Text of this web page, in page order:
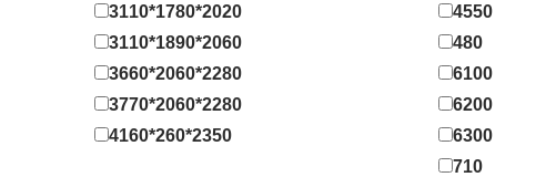
3110*1780*2020
3110*1890*2060
3660*2060*2280
3770*2060*2280
4160*260*2350
4550
480
6100
6200
6300
710